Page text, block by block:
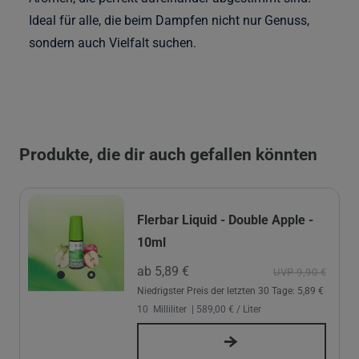
Ideal für alle, die beim Dampfen nicht nur Genuss,
sondern auch Vielfalt suchen.
Produkte, die dir auch gefallen könnten
Flerbar Liquid - Double Apple -
10ml
UVP 9,90 €
ab 5,89 €
Niedrigster Preis der letzten 30 Tage: 5,89 €
10
Milliliter | 589,00 € / Liter